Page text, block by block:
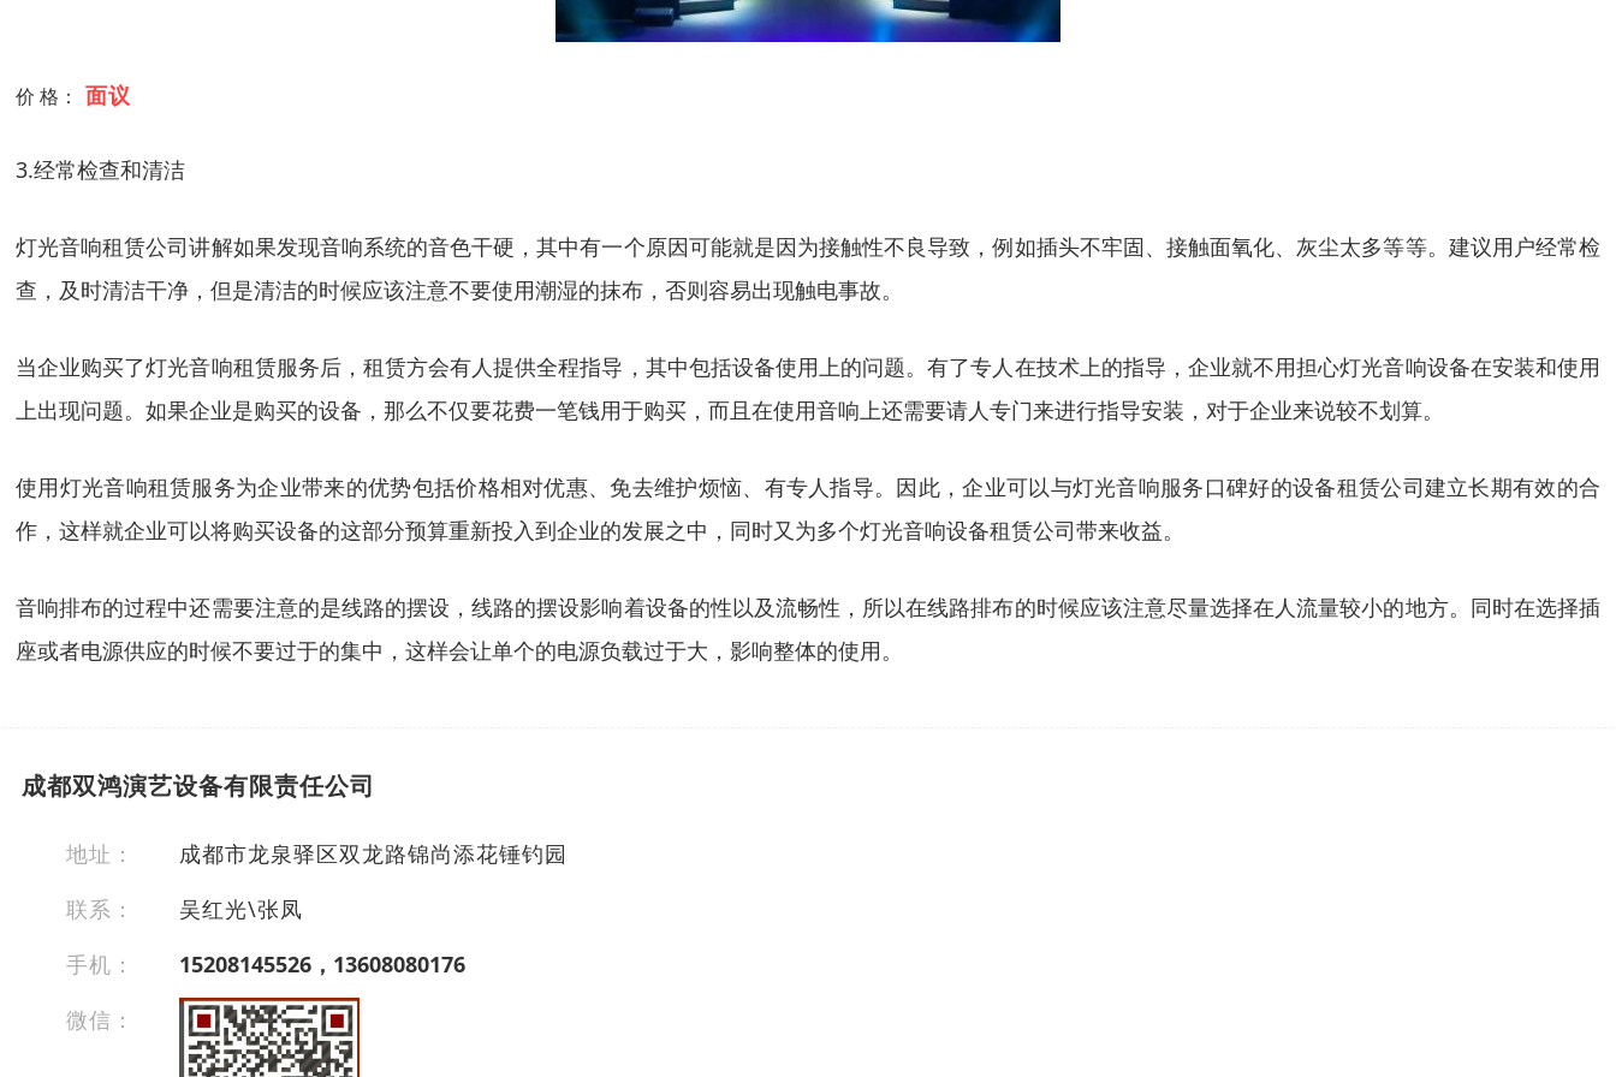
价 格： 面议
3.经常检查和清洁
灯光音响租赁公司讲解如果发现音响系统的音色干硬，其中有一个原因可能就是因为接触性不良导致，例如插头不牢固、接触面氧化、灰尘太多等等。建议用户经常检
查，及时清洁干净，但是清洁的时候应该注意不要使用潮湿的抹布，否则容易出现触电事故。
当企业购买了灯光音响租赁服务后，租赁方会有人提供全程指导，其中包括设备使用上的问题。有了专人在技术上的指导，企业就不用担心灯光音响设备在安装和使用
上出现问题。如果企业是购买的设备，那么不仅要花费一笔钱用于购买，而且在使用音响上还需要请人专门来进行指导安装，对于企业来说较不划算。
使用灯光音响租赁服务为企业带来的优势包括价格相对优惠、免去维护烦恼、有专人指导。因此，企业可以与灯光音响服务口碑好的设备租赁公司建立长期有效的合
作，这样就企业可以将购买设备的这部分预算重新投入到企业的发展之中，同时又为多个灯光音响设备租赁公司带来收益。
音响排布的过程中还需要注意的是线路的摆设，线路的摆设影响着设备的性以及流畅性，所以在线路排布的时候应该注意尽量选择在人流量较小的地方。同时在选择插
座或者电源供应的时候不要过于的集中，这样会让单个的电源负载过于大，影响整体的使用。
成都双鸿演艺设备有限责任公司
地址：
成都市龙泉驿区双龙路锦尚添花锤钓园
联系：
吴红光\张凤
手机：
15208145526，13608080176
微信：